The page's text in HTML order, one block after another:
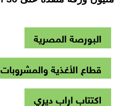
البورصة المصرية
قطاع الأغذية والمشروبات
اكتتاب اراب ديري